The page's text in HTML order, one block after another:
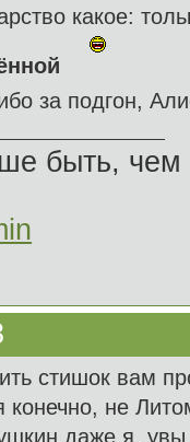
какое:
за подгон,
быть, чем
стишок вам
конечно, не
даже я,